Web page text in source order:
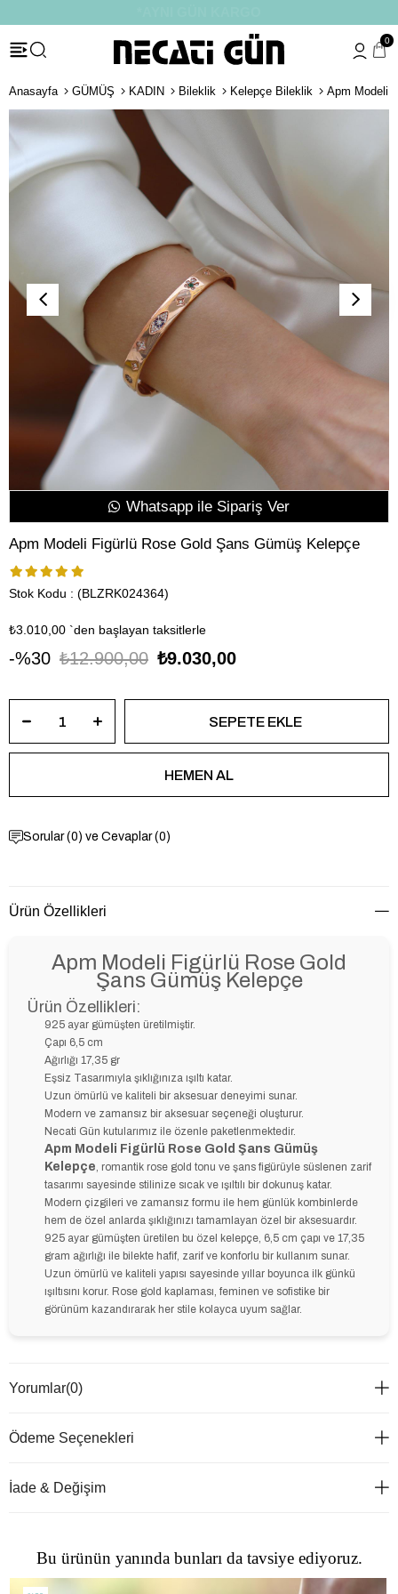
0
Anasayfa GÜMÜŞ KADIN Bileklik Kelepçe Bileklik Apm Modeli
Whatsapp ile Sipariş Ver
Apm Modeli Figürlü Rose Gold Şans Gümüş Kelepçe
Stok Kodu (BLZRK024364)
₺3.010,00 `den başlayan taksitlerle
30 ₺12.900,00 ₺9.030,00
Sorular (0) ve Cevaplar (0)
Ürün Özellikleri
Apm Modeli Figürlü Rose Gold
Şans Gümüş Kelepçe
Ürün Özellikleri:
925 ayar gümüşten üretilmiştir.
Çapı 6,5 cm
Ağırlığı 17,35 gr
Eşsiz Tasarımıyla şıklığınıza ışıltı katar.
Uzun ömürlü ve kaliteli bir aksesuar deneyimi sunar.
Modern ve zamansız bir aksesuar seçeneği oluşturur.
Necati Gün kutularımız ile özenle paketlenmektedir.
Apm Modeli Figürlü Rose Gold Şans Gümüş
Kelepçe, romantik rose gold tonu ve şans figürüyle süslenen zarif
tasarımı sayesinde stilinize sıcak ve ışıltılı bir dokunuş katar.
Modern çizgileri ve zamansız formu ile hem günlük kombinlerde
hem de özel anlarda şıklığınızı tamamlayan özel bir aksesuardır.
925 ayar gümüşten üretilen bu özel kelepçe, 6,5 cm çapı ve 17,35
gram ağırlığı ile bilekte hafif, zarif ve konforlu bir kullanım sunar.
Uzun ömürlü ve kaliteli yapısı sayesinde yıllar boyunca ilk günkü
ışıltısını korur. Rose gold kaplaması, feminen ve sofistike bir
görünüm kazandırarak her stile kolayca uyum sağlar.
Yorumlar(0)
Ödeme Seçenekleri
İade & Değişim
Bu ürünün yanında bunları da tavsiye ediyoruz.